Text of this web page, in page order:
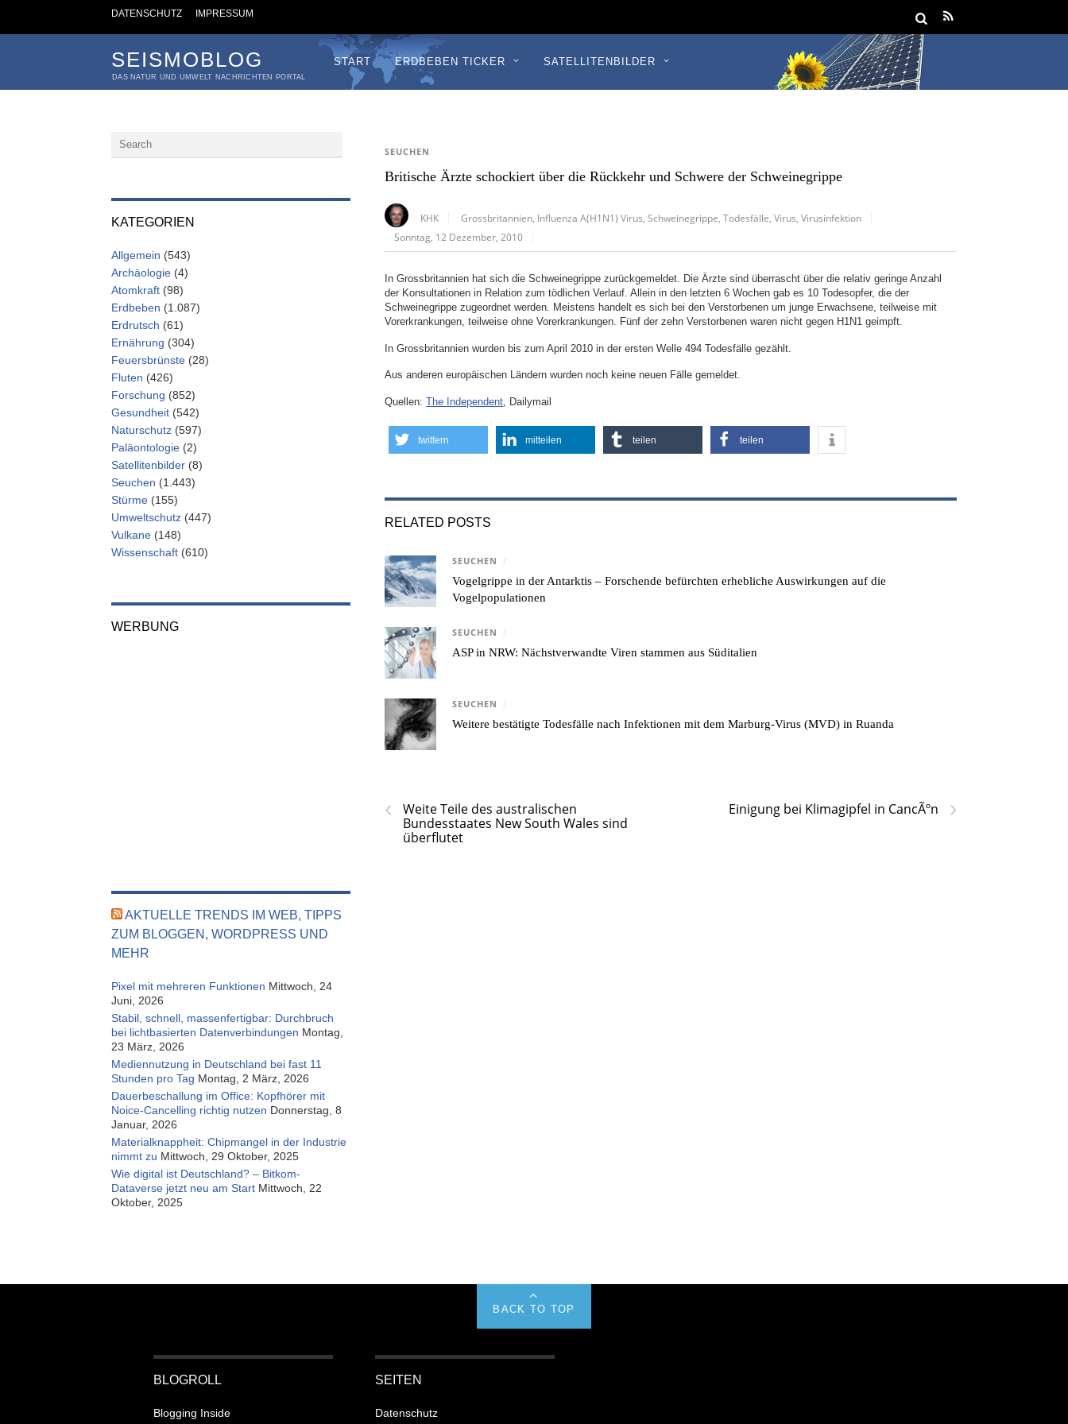
DATENSCHUTZ IMPRESSUM
SEISMOBLOG
DAS NATUR UND UMWELT NACHRICHTEN PORTAL
START ERDBEBEN TICKER SATELLITENBILDER
SEUCHEN
Britische Ärzte schockiert über die Rückkehr und Schwere der Schweinegrippe
KHK Grossbritannien Influenza A(H1N1) Virus ,Schweinegrippe ,Todesfälle ,Virus ,Virusinfektion
Sonntag, 12 Dezember, 2010
In Grossbritannien hat sich die Schweinegrippe zurückgemeldet. Die Ärzte sind überrascht über die relativ geringe Anzahl
der Konsultationen in Relation zum tödlichen Verlauf. Allein in den letzten 6 Wochen gab es 10 Todesopfer, die der
Schweinegrippe zugeordnet werden. Meistens handelt es sich bei den Verstorbenen um junge Erwachsene, teilweise mit
Vorerkrankungen, teilweise ohne Vorerkrankungen. Fünf der zehn Verstorbenen waren nicht gegen H1N1 geimpft.
In Grossbritannien wurden bis zum April 2010 in der ersten Welle 494 Todesfälle gezählt.
Aus anderen europäischen Ländern wurden noch keine neuen Fälle gemeldet.
Quellen:The Independent , Dailymail
twittern mitteilen teilen teilen
RELATED POSTS
SEUCHEN /
Vogelgrippe in der Antarktis – Forschende befürchten erhebliche Auswirkungen auf die
Vogelpopulationen
SEUCHEN /
ASP in NRW: Nächstverwandte Viren stammen aus Süditalien
SEUCHEN /
Weitere bestätigte Todesfälle nach Infektionen mit dem Marburg-Virus (MVD) in Ruanda
‹
Weite Teile des australischen
Bundesstaates New South Wales sind
überflutet
›
Einigung bei Klimagipfel in CancÃºn
KATEGORIEN
Allgemein (543)
Archäologie (4)
Atomkraft (98)
Erdbeben (1.087)
Erdrutsch (61)
Ernährung (304)
Feuersbrünste (28)
Fluten (426)
Forschung (852)
Gesundheit (542)
Naturschutz (597)
Paläontologie (2)
Satellitenbilder (8)
Seuchen (1.443)
Stürme (155)
Umweltschutz (447)
Vulkane (148)
Wissenschaft (610)
WERBUNG
AKTUELLE TRENDS IM WEB, TIPPS
ZUM BLOGGEN, WORDPRESS UND
MEHR
Pixel mit mehreren Funktionen Mittwoch, 24
Juni, 2026
Stabil, schnell, massenfertigbar: Durchbruch
bei lichtbasierten Datenverbindungen Montag,
23 März, 2026
Mediennutzung in Deutschland bei fast 11
Stunden pro Tag Montag, 2 März, 2026
Dauerbeschallung im Office: Kopfhörer mit
Noice-Cancelling richtig nutzen Donnerstag, 8
Januar, 2026
Materialknappheit: Chipmangel in der Industrie
nimmt zu Mittwoch, 29 Oktober, 2025
Wie digital ist Deutschland? – Bitkom-
Dataverse jetzt neu am Start Mittwoch, 22
Oktober, 2025
BACK TO TOP
BLOGROLL
Blogging Inside
SEITEN
Datenschutz